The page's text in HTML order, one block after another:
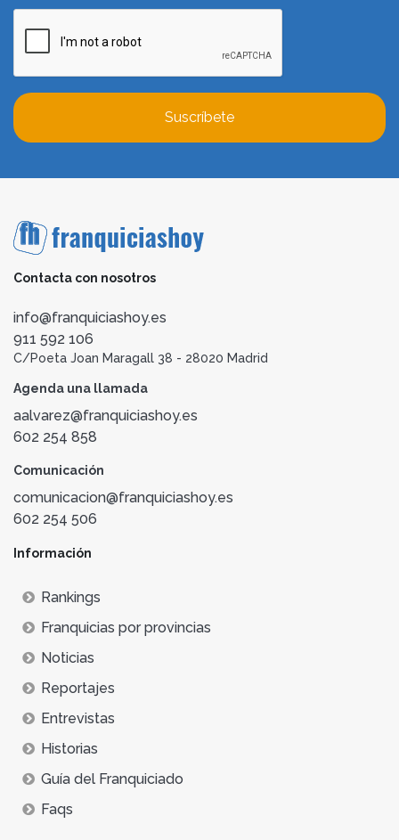
Suscríbete
Contacta con nosotros
info@franquiciashoy.es
911 592 106
C/Poeta Joan Maragall 38 - 28020 Madrid
Agenda una llamada
aalvarez@franquiciashoy.es
602 254 858
Comunicación
comunicacion@franquiciashoy.es
602 254 506
Información
Rankings
Franquicias por provincias
Noticias
Reportajes
Entrevistas
Historias
Guía del Franquiciado
Faqs